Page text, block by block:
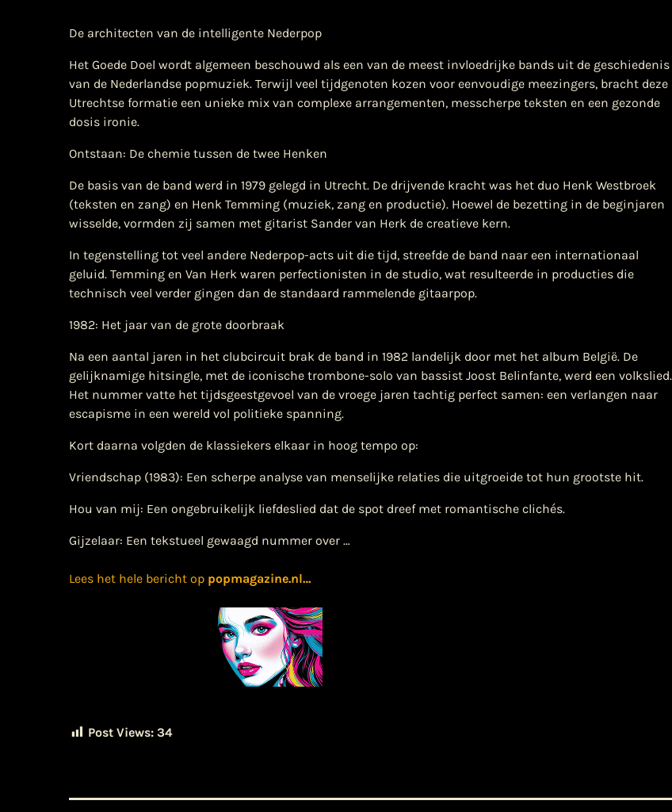
De architecten van de intelligente Nederpop
Het Goede Doel wordt algemeen beschouwd als een van de meest invloedrijke bands uit de geschiedenis
van de Nederlandse popmuziek. Terwijl veel tijdgenoten kozen voor eenvoudige meezingers, bracht deze
Utrechtse formatie een unieke mix van complexe arrangementen, messcherpe teksten en een gezonde
dosis ironie.
Ontstaan: De chemie tussen de twee Henken
De basis van de band werd in 1979 gelegd in Utrecht. De drijvende kracht was het duo Henk Westbroek
(teksten en zang) en Henk Temming (muziek, zang en productie). Hoewel de bezetting in de beginjaren
wisselde, vormden zij samen met gitarist Sander van Herk de creatieve kern.
In tegenstelling tot veel andere Nederpop-acts uit die tijd, streefde de band naar een internationaal
geluid. Temming en Van Herk waren perfectionisten in de studio, wat resulteerde in producties die
technisch veel verder gingen dan de standaard rammelende gitaarpop.
1982: Het jaar van de grote doorbraak
Na een aantal jaren in het clubcircuit brak de band in 1982 landelijk door met het album België. De
gelijknamige hitsingle, met de iconische trombone-solo van bassist Joost Belinfante, werd een volkslied.
Het nummer vatte het tijdsgeestgevoel van de vroege jaren tachtig perfect samen: een verlangen naar
escapisme in een wereld vol politieke spanning.
Kort daarna volgden de klassiekers elkaar in hoog tempo op:
Vriendschap (1983): Een scherpe analyse van menselijke relaties die uitgroeide tot hun grootste hit.
Hou van mij: Een ongebruikelijk liefdeslied dat de spot dreef met romantische clichés.
Gijzelaar: Een tekstueel gewaagd nummer over …
Lees het hele bericht op popmagazine.nl…
Post Views: 34